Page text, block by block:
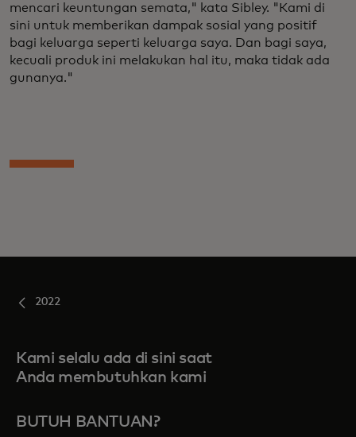
mencari keuntungan semata," kata Sibley. "Kami di
sini untuk memberikan dampak sosial yang positif
bagi keluarga seperti keluarga saya. Dan bagi saya,
kecuali produk ini melakukan hal itu, maka tidak ada
gunanya."
2022
Kami selalu ada di sini saat
Anda membutuhkan kami
BUTUH BANTUAN?